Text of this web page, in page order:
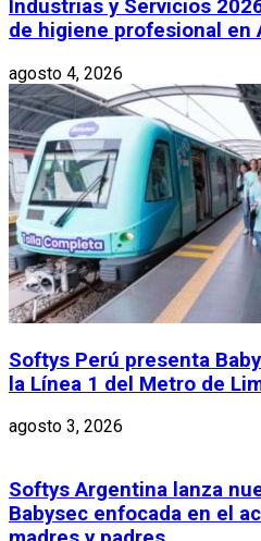
Industrias y Servicios
de higiene profesional en
agosto 4, 2026
Softys Perú presenta
la Línea 1 del Metro de
agosto 3, 2026
Softys Argentina lanza
Babysec enfocada en el